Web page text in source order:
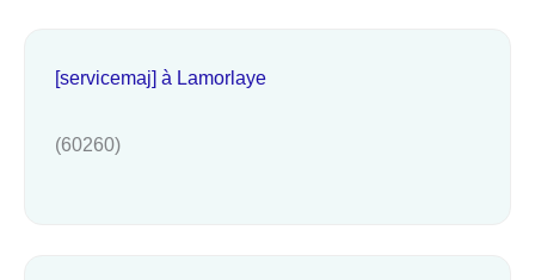
[servicemaj] à Lamorlaye
(60260)